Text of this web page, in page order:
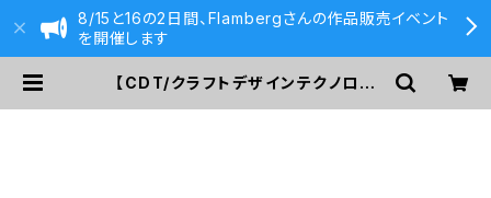
8/15と16の2日間、Flambergさんの作品販売イベント
を開催します
【CDT/クラフトデザインテクノロジ